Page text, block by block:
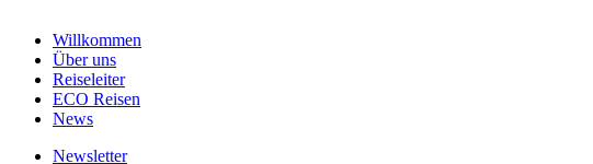
Willkommen
Über uns
Reiseleiter
ECO Reisen
News
Newsletter